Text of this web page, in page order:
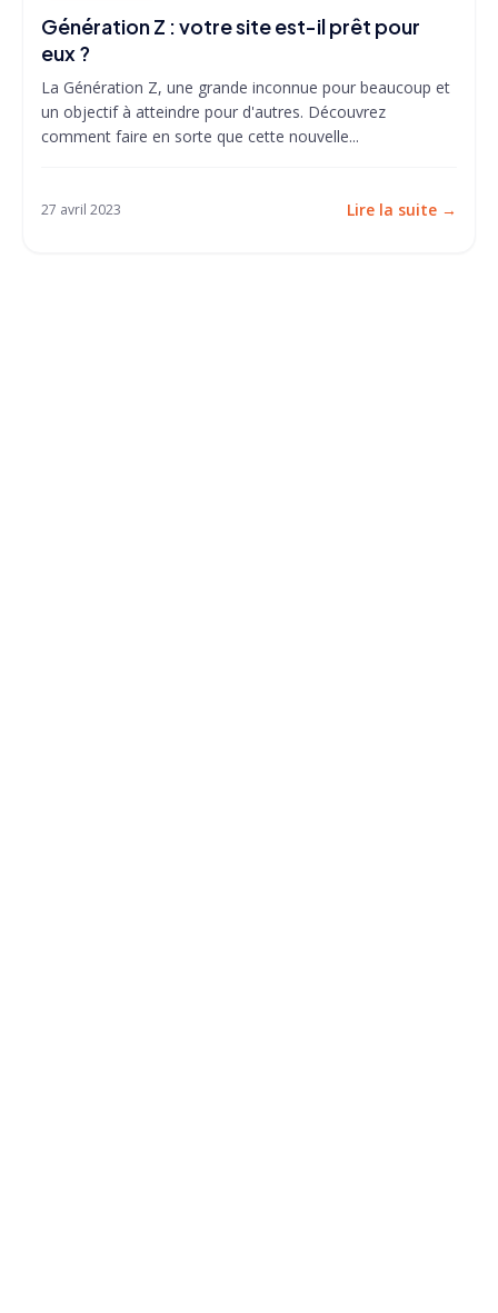
Génération Z : votre site est-il prêt pour
eux ?
La Génération Z, une grande inconnue pour beaucoup et
un objectif à atteindre pour d'autres. Découvrez
comment faire en sorte que cette nouvelle...
27 avril 2023 Lire la suite →